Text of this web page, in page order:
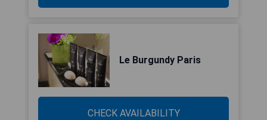
Le Burgundy Paris
CHECK AVAILABILITY